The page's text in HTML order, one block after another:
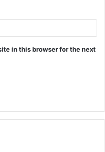
in this browser for the next